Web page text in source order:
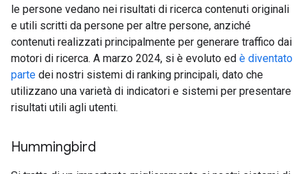
le persone vedano nei risultati di ricerca contenuti originali
e utili scritti da persone per altre persone, anziché
contenuti realizzati principalmente per generare traffico dai
motori di ricerca. A marzo 2024, si è evoluto ed è diventato
parte dei nostri sistemi di ranking principali, dato che
utilizzano una varietà di indicatori e sistemi per presentare
risultati utili agli utenti.
Hummingbird